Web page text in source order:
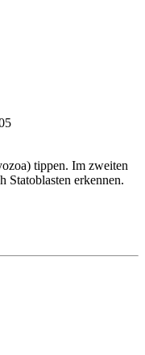
tippen. Im zweiten
erkennen.